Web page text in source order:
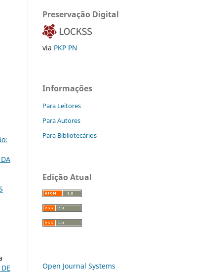
Preservação Digital
via PKP PN
Informações
Para Leitores
Para Autores
Para Bibliotecários
Edição Atual
Open Journal Systems